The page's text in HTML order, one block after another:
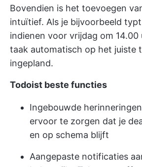
Bovendien is het toevoegen
intuïtief. Als je bijvoorbeeld
indienen voor vrijdag om
taak automatisch op het juiste
ingepland.
Todoist beste functies
Ingebouwde
ervoor te zorgen dat je
en op schema blijft
Aangepaste notificaties